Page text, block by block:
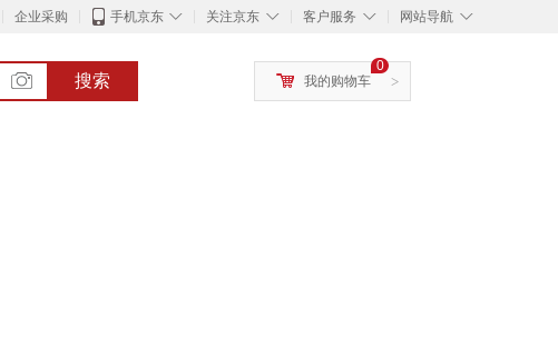
企业采购 ◇
手机京东 ◇
关注京东 ◇
客户服务 ◇
网站导航
搜索 >
0
我的购物车